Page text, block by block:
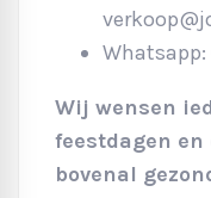
Whatsapp:
Wij wensen
feestdagen
bovenal